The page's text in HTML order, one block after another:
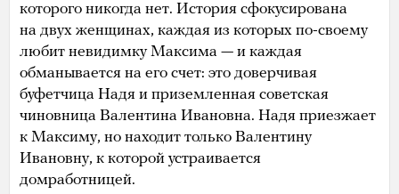
которого никогда нет. История сфокусирована
на двух женщинах, каждая из которых по-своему
любит невидимку Максима — и каждая
обманывается на его счет: это доверчивая
буфетчица Надя и приземленная советская
чиновница Валентина Ивановна. Надя приезжает
к Максиму, но находит только Валентину
Ивановну, к которой устраивается
домработницей.